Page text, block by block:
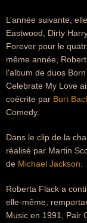
L’année suivante,
Eastwood, Dirty
Forever pour le
même année,
l'album de duos
Celebrate My Love
coécrite par Burt
Comedy.
Dans le clip de la
réalisé par Martin
de Michael Jackson
Roberta Flack a
elle-même,
Music en 1991, Pair